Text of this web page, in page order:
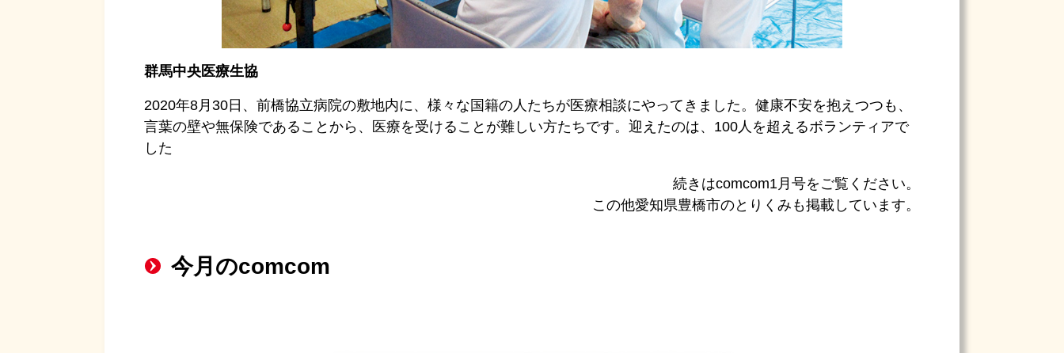
群馬中央医療生協
2020年8月30日、前橋協立病院の敷地内に、様々な国籍の人たちが医療相談にやってきました。健康不安を抱えつつも、
言葉の壁や無保険であることから、医療を受けることが難しい方たちです。迎えたのは、100人を超えるボランティアで
した
続きはcomcom1月号をご覧ください。
この他愛知県豊橋市のとりくみも掲載しています。
今月のcomcom